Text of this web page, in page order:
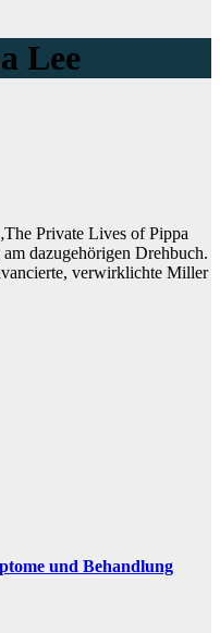
Lee
Private Lives of Pippa
dazugehörigen Drehbuch.
verwirklichte Miller
und Behandlung